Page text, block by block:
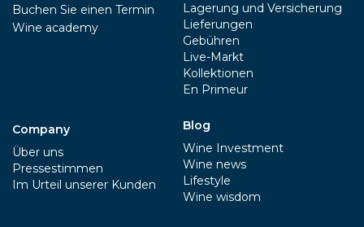
Buchen Sie einen Termin
Wine academy
Company
Über uns
Pressestimmen
Im Urteil unserer Kunden
Lagerung und Versicherung
Lieferungen
Gebühren
Live-Markt
Kollektionen
En Primeur
Blog
Wine Investment
Wine news
Lifestyle
Wine wisdom